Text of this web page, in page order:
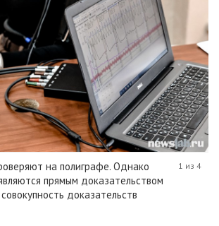
на полиграфе. Однако
прямым доказательством
доказательств
1 из 4